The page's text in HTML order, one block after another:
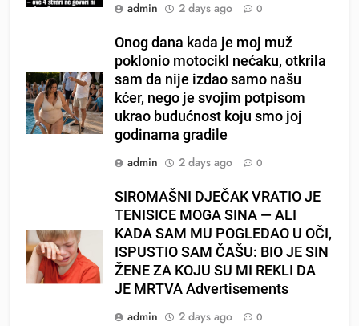
admin 2 days ago 0
Onog dana kada je moj muž
poklonio motocikl nećaku, otkrila
sam da nije izdao samo našu
kćer, nego je svojim potpisom
ukrao budućnost koju smo joj
godinama gradile
admin
2 days ago 0
SIROMAŠNI DJEČAK VRATIO JE
TENISICE MOGA SINA — ALI
KADA SAM MU POGLEDAO U OČI,
ISPUSTIO SAM ČAŠU: BIO JE SIN
ŽENE ZA KOJU SU MI REKLI DA
JE MRTVA Advertisements
admin
2 days ago 0